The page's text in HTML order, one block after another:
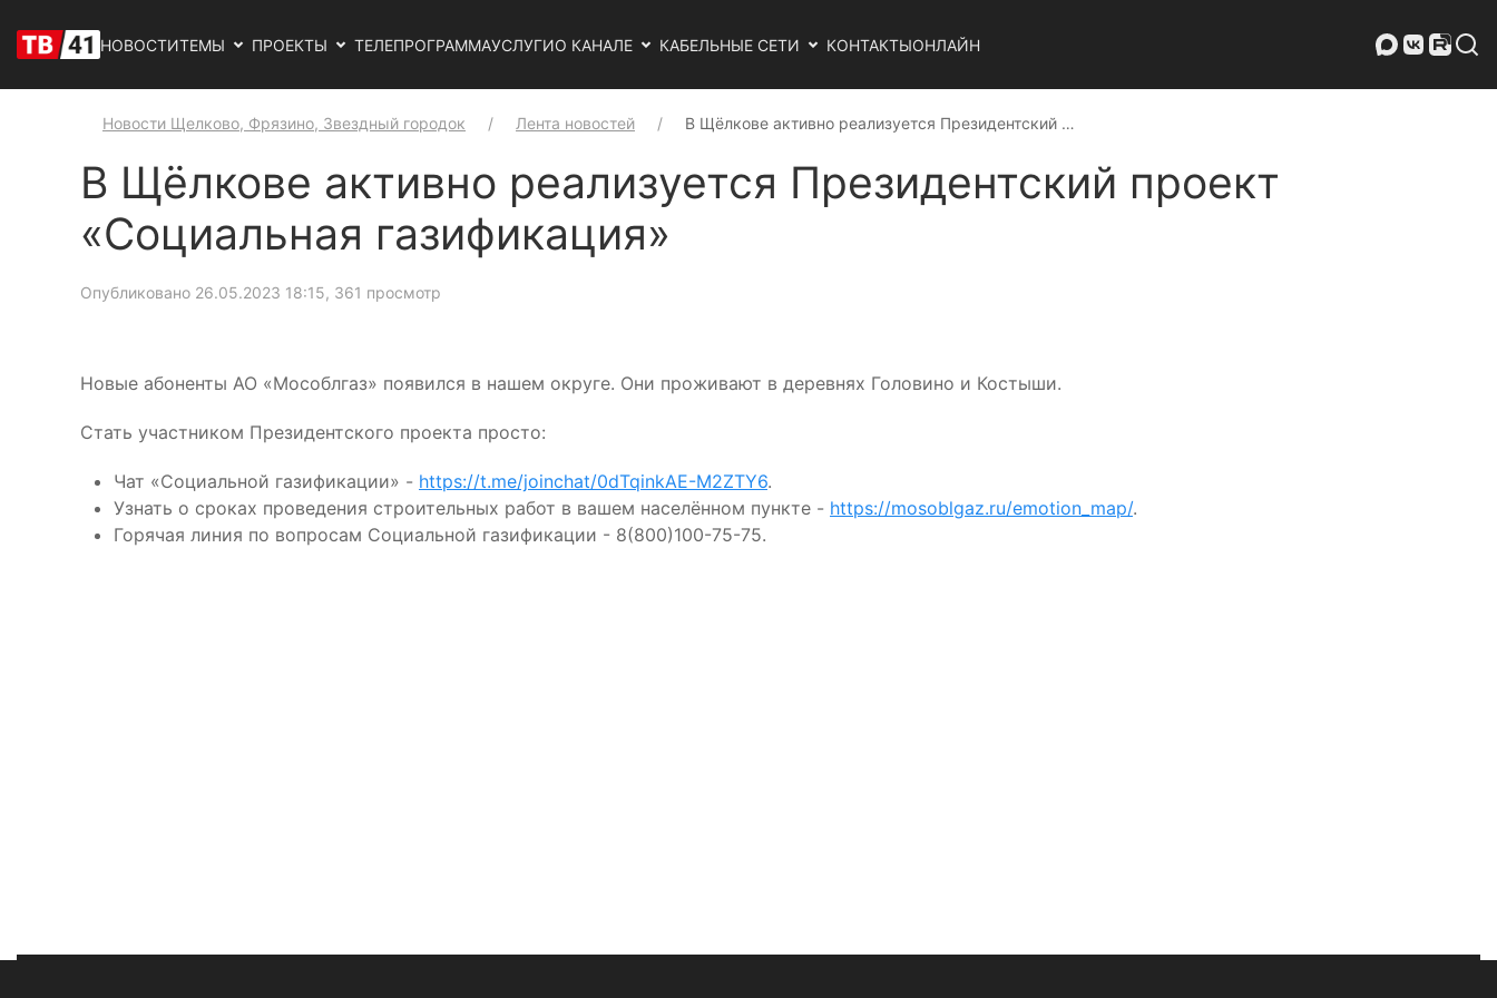
НОВОСТИТЕМЫ ПРОЕКТЫ ТЕЛЕПРОГРАММАУСЛУГИО КАНАЛЕ КАБЕЛЬНЫЕ СЕТИ КОНТАКТЫОНЛАЙН
Новости Щелково, Фрязино, Звездный городок Лента новостей В Щёлкове активно реализуется Президентский …
В Щёлкове активно реализуется Президентский проект
«Социальная газификация»
Опубликовано 26.05.2023 18:15, 361 просмотр
Новые абоненты АО «Мособлгаз» появился в нашем округе. Они проживают в деревнях Головино и Костыши.
Стать участником Президентского проекта просто:
Чат «Социальной газификации» - https://t.me/joinchat/0dTqinkAE-M2ZTY6.
Узнать о сроках проведения строительных работ в вашем населённом пункте - https://mosoblgaz.ru/emotion_map/.
Горячая линия по вопросам Социальной газификации - 8(800)100-75-75.